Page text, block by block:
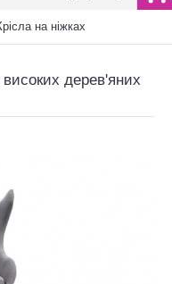
на ніжках
дерев'яних